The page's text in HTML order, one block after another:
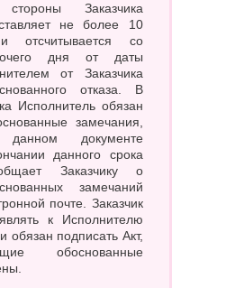
Заказчика
не более 10
отсчитывается со
дня от даты
от Заказчика
отказа. В
Исполнитель обязан
замечания,
документе
данного срока
Заказчику о
замечаний
почте. Заказчик
к Исполнителю
обязан подписать Акт,
обоснованные